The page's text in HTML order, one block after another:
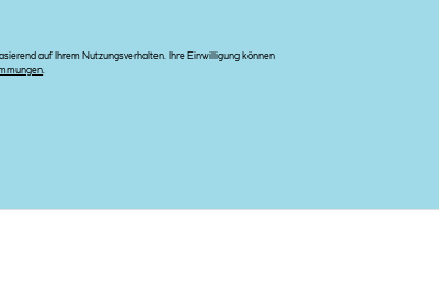
auf Ihrem Nutzungsverhalten. Ihre Einwilligung können